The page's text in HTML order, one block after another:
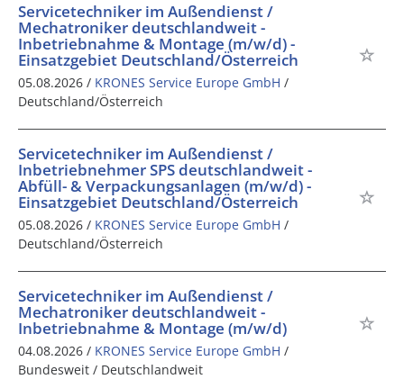
Servicetechniker im Außendienst /
Mechatroniker deutschlandweit -
Inbetriebnahme & Montage (m/w/d) -
Einsatzgebiet Deutschland/Österreich
05.08.2026 / KRONES Service Europe GmbH /
Deutschland/Österreich
Servicetechniker im Außendienst /
Inbetriebnehmer SPS deutschlandweit -
Abfüll- & Verpackungsanlagen (m/w/d) -
Einsatzgebiet Deutschland/Österreich
05.08.2026 / KRONES Service Europe GmbH /
Deutschland/Österreich
Servicetechniker im Außendienst /
Mechatroniker deutschlandweit -
Inbetriebnahme & Montage (m/w/d)
04.08.2026 / KRONES Service Europe GmbH /
Bundesweit / Deutschlandweit